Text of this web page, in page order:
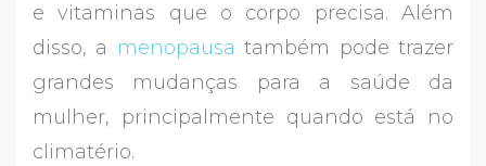
e vitaminas que o corpo precisa. Além
disso, a menopausatambém pode trazer
grandes mudanças para a saúde da
mulher, principalmente quando está no
climatério.